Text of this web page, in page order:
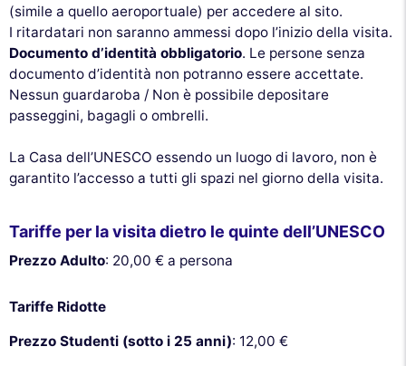
(simile a quello aeroportuale) per accedere al sito.
I ritardatari non saranno ammessi dopo l’inizio della visita.
Documento d’identità obbligatorio. Le persone senza
documento d’identità non potranno essere accettate.
Nessun guardaroba / Non è possibile depositare
passeggini, bagagli o ombrelli.
La Casa dell’UNESCO essendo un luogo di lavoro, non è
garantito l’accesso a tutti gli spazi nel giorno della visita.
Tariffe per la visita dietro le quinte dell’UNESCO
Prezzo Adulto: 20,00 € a persona
Tariffe Ridotte
Prezzo Studenti (sotto i 25 anni): 12,00 €